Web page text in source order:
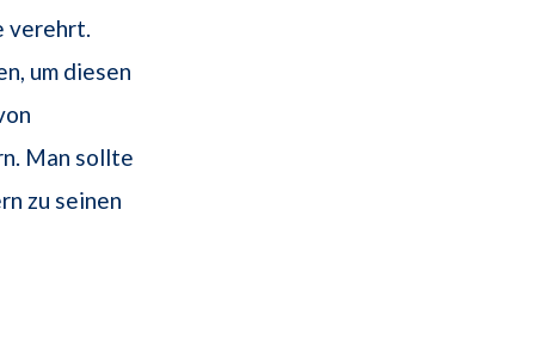
verehrt.
um diesen
Man sollte
zu seinen